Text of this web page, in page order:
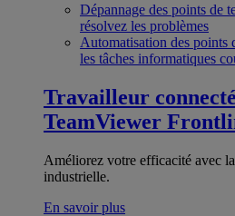
Dépannage des points de
résolvez les problèmes
Automatisation des points
les tâches informatiques
Travailleur connecté
TeamViewer
Améliorez votre efficacité avec
industrielle.
En savoir plus